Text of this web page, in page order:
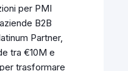
per PMI
B2B
Partner,
tra €10M e
trasformare